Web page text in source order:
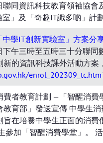
同資訊科技教育領袖協
」及「奇趣IT識多啲」計
學IT創新實驗室」方案分
午三時至五時三十分聯
的資訊科技課外活動方
enrol_202309_tc.htm
者教育計劃 —「智醒消費
教育部」發送宣傳 中學生
在培養中學生正面的消
參加「智醒消費學堂」。 活